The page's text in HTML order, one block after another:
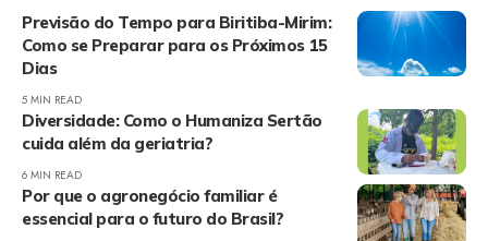
Previsão do Tempo para Biritiba-Mirim:
Como se Preparar para os Próximos 15
Dias
5 MIN READ
Diversidade: Como o Humaniza Sertão
cuida além da geriatria?
6 MIN READ
Por que o agronegócio familiar é
essencial para o futuro do Brasil?